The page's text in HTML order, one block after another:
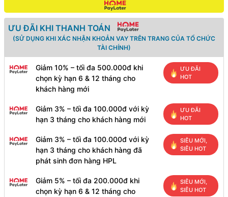
ƯU ĐÃI KHI THANH TOÁN
(SỬ DỤNG KHI XÁC NHẬN KHOẢN VAY TRÊN TRANG CỦA TỔ CHỨC
TÀI CHÍNH)
Giảm 10% – tối đa 500.000đ khi
chọn kỳ hạn 6 & 12 tháng cho
khách hàng mới
ƯU ĐÃI
HOT
Giảm 3% – tối đa 100.000đ với kỳ
hạn 3 tháng cho khách hàng mới
ƯU ĐÃI
HOT
Giảm 3% – tối đa 100.000đ với kỳ
hạn 3 tháng cho khách hàng đã
phát sinh đơn hàng HPL
SIÊU MỚI,
SIÊU HOT
Giảm 5% – tối đa 200.000đ khi
chọn kỳ hạn 6 & 12 tháng cho
SIÊU MỚI,
SIÊU HOT